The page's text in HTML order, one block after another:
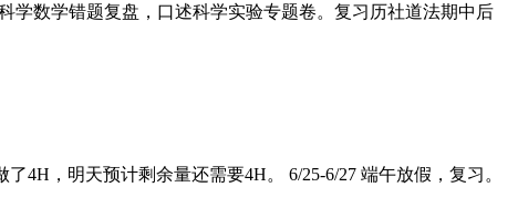
学数学错题复盘，口述科学实验专题卷。复习历社道法期中后
4H，明天预计剩余量还需要4H。 6/25-6/27 端午放假，复习。